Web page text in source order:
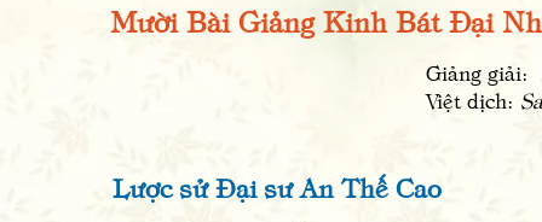
Mười Bài Giảng Kinh Bát Đại
Giảng giải:
Việt dịch:
Lược sử Đại sư An Thế Cao